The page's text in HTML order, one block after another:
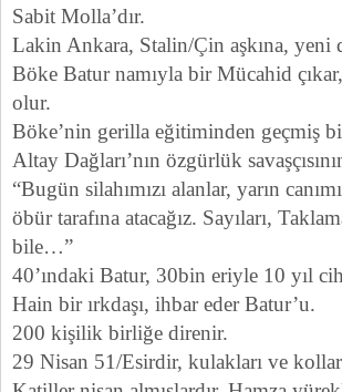
Sabit Molla’dır.
Lakin Ankara, Stalin/Çin aşkına, yeni
Böke Batur namıyla bir Mücahid çıkar,
olur.
Böke’nin gerilla eğitiminden geçmiş
Altay Dağları’nın özgürlük
“Bugün silahımızı alanlar, yarın
öbür tarafına atacağız. Sayıları,
bile…”
40’ındaki Batur, 30bin eriyle 10 yıl
Hain bir ırkdaşı, ihbar eder Batur’u.
200 kişilik birliğe direnir.
29 Nisan 51/Esirdir, kulakları ve